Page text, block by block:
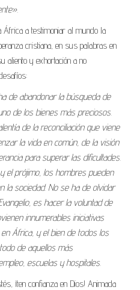
a testimoniar al mundo la
cristiana, en sus palabras en
aliento y exhortación a no
de abandonar la búsqueda de
de los bienes más preciosos.
de la reconciliación que viene
la vida en común, de la visión
para superar las dificultades.
el prójimo, los hombres pueden
la sociedad. No se ha de olvidar
es hacer la voluntad de
innumerables iniciativas
África, y el bien de todos los
de aquellos más
escuelas y hospitales.
¡ten confianza en Dios! Animada